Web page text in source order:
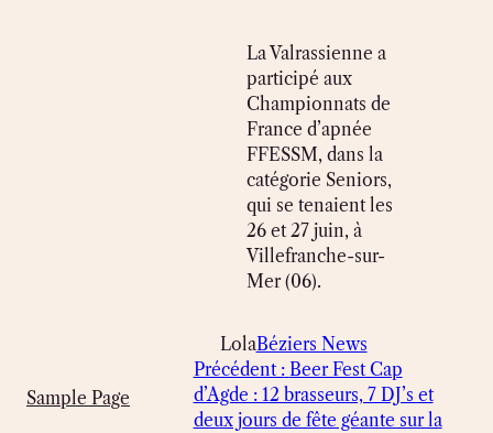
Sample Page
La Valrassienne a
participé aux
Championnats de
France d’apnée
FFESSM, dans la
catégorie Seniors,
qui se tenaient les
26 et 27 juin, à
Villefranche-sur-
Mer (06).
LolaBéziers News
Précédent : Beer Fest Cap
d’Agde : 12 brasseurs, 7 DJ’s et
deux jours de fête géante sur la